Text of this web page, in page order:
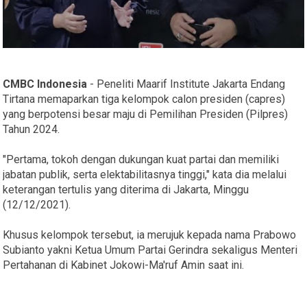
CMBC Indonesia - Peneliti Maarif Institute Jakarta Endang
Tirtana memaparkan tiga kelompok calon presiden (capres)
yang berpotensi besar maju di Pemilihan Presiden (Pilpres)
Tahun 2024.
"Pertama, tokoh dengan dukungan kuat partai dan memiliki
jabatan publik, serta elektabilitasnya tinggi," kata dia melalui
keterangan tertulis yang diterima di Jakarta, Minggu
(12/12/2021).
Khusus kelompok tersebut, ia merujuk kepada nama Prabowo
Subianto yakni Ketua Umum Partai Gerindra sekaligus Menteri
Pertahanan di Kabinet Jokowi-Ma'ruf Amin saat ini.